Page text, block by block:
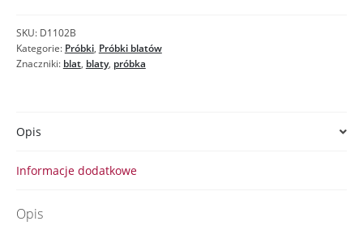
-
Próbka
blatu
SKU: D1102B
Kategorie: Próbki, Próbki blatów
Znaczniki: blat, blaty, próbka
Opis
Informacje dodatkowe
Opis